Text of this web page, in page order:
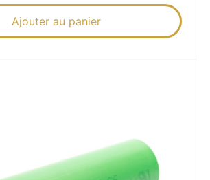
Ajouter au panier